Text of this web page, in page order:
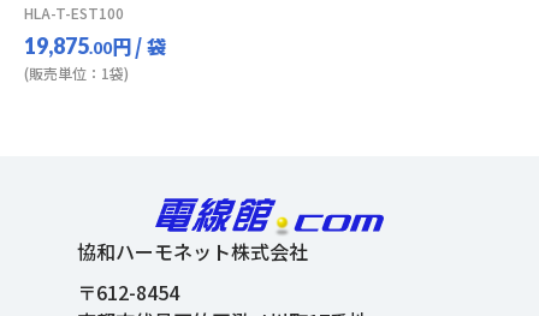
HLA-T-EST100
19,875.00円/ 袋
(販売単位：1袋)
協和ハーモネット株式会社
〒612-8454